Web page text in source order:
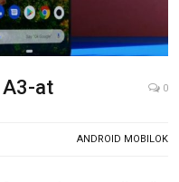
A3-at 0
ANDROID MOBILOK